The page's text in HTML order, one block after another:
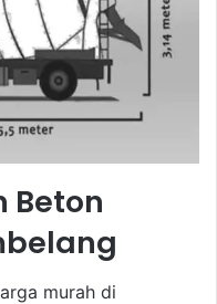
Beton
murah di